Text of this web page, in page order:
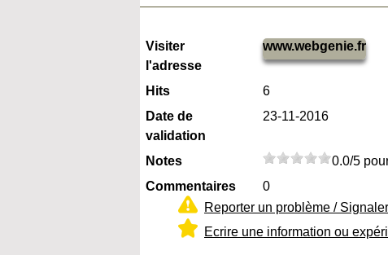
Visiter
l'adresse
www.webgenie.fr
Hits
6
Date de
validation
23-11-2016
Notes
0.0/5
Commentaires
0
Reporter un problème /
Ecrire une information ou